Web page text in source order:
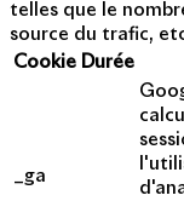
telles que le
source du trafic,
Cookie Durée
_ga